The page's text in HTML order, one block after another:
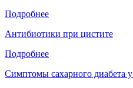
Подробнее
Антибиотики при цистите
Подробнее
Симптомы сахарного диабета